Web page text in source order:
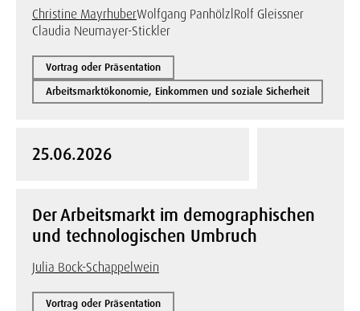
Christine MayrhuberWolfgang Panhölzl Rolf Gleissner
Claudia Neumayer-Stickler
Vortrag oder Präsentation
Arbeitsmarktökonomie, Einkommen und soziale Sicherheit
25.06.2026
Der Arbeitsmarkt im demographischen
und technologischen Umbruch
Julia Bock-Schappelwein
Vortrag oder Präsentation